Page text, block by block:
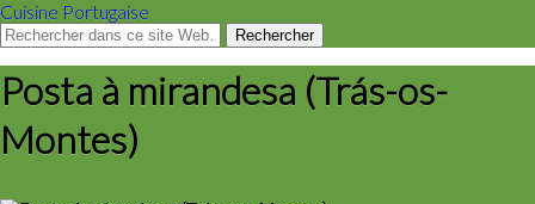
Cuisine Portugaise
Posta à mirandesa (Trás-os-
Montes)